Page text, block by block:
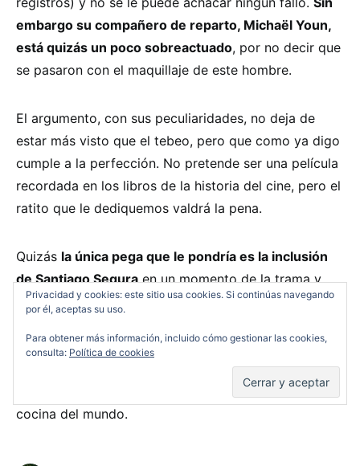
embargo su compañero de reparto, Michaël Youn,
está quizás un poco sobreactuado, por no decir que
se pasaron con el maquillaje de este hombre.
El argumento, con sus peculiaridades, no deja de
estar más visto que el tebeo, pero que como ya digo
cumple a la perfección. No pretende ser una película
recordada en los libros de la historia del cine, pero el
ratito que le dediquemos valdrá la pena.
Quizás la única pega que le pondría es la inclusión
de Santiago Seguraen un momento de la trama y
todo lo que su personaje conlleva. En este caso
España capitaneada por Ferran Adriá, y aquí se nota
un poquito como los franceses tienen esa espinita
clavada porque le quitaramos el reinado de la mejor
cocina del mundo.
Privacidad y cookies: este sitio usa cookies. Si continúas navegando
por él, aceptas su uso.
Para obtener más información, incluido cómo gestionar las cookies,
consulta: Política de cookies